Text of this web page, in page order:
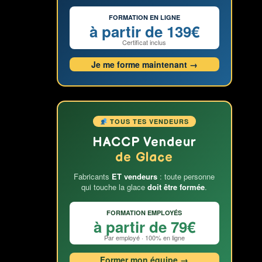
FORMATION EN LIGNE
à partir de 139€
Certificat inclus
Je me forme maintenant →
TOUS TES VENDEURS
HACCP Vendeur
de Glace
Fabricants ET vendeurs : toute personne
qui touche la glacedoit être formée.
FORMATION EMPLOYÉS
à partir de 79€
Par employé · 100% en ligne